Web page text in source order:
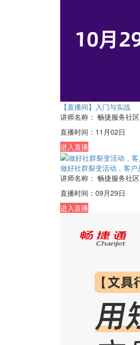
【直播间】入门与实战
讲师名称： 畅捷服务社区
直播时间： 11月02日
进入直播
做好社群裂变活动，客
讲师名称： 畅捷服务社区
直播时间： 09月29日
进入直播